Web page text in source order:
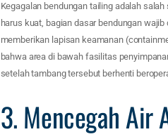
Kegagalan bendungan tailing adalah
harus kuat, bagian dasar bendungan
memberikan lapisan keamanan
bahwa area di bawah fasilitas
setelah tambang tersebut berhenti
3. Mencegah Air